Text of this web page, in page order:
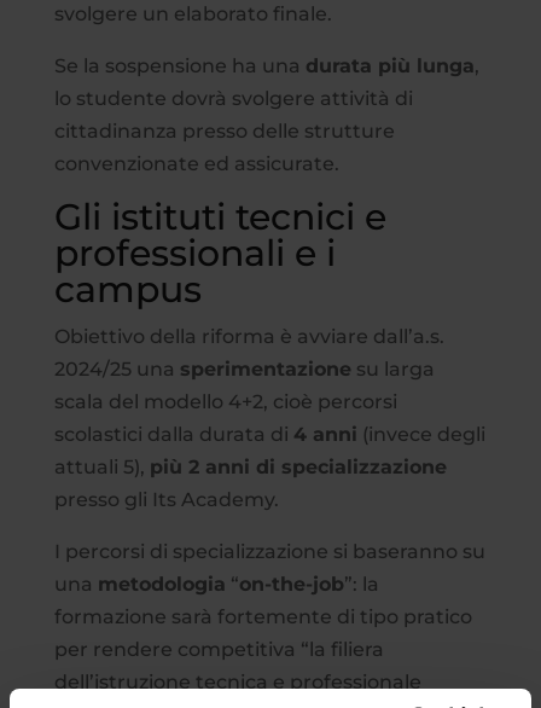
svolgere un elaborato finale.
Se la sospensione ha una durata più lunga,
lo studente dovrà svolgere attività di
cittadinanza presso delle strutture
convenzionate ed assicurate.
Gli istituti tecnici e
professionali e i
campus
Obiettivo della riforma è avviare dall’a.s.
2024/25 una sperimentazione su larga
scala del modello 4+2, cioè percorsi
scolastici dalla durata di 4 anni (invece degli
attuali 5), più 2 anni di specializzazione
presso gli Its Academy.
I percorsi di specializzazione si baseranno su
una metodologia “on-the-job”: la
formazione sarà fortemente di tipo pratico
per rendere competitiva “la filiera
dell’istruzione tecnica e professionale